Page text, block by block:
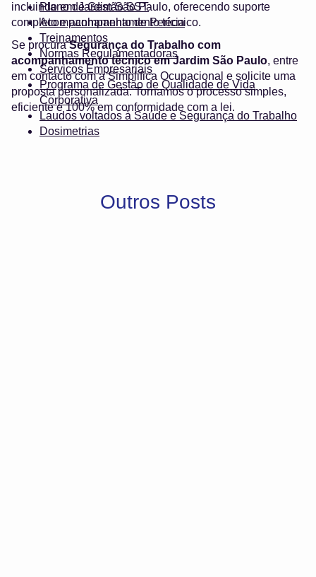
Plano de Gestão SST
Acompanhamento de Perícia
Treinamentos
Normas Regulamentadoras
Serviços Empresariais
Programa de Gestão de Qualidade de Vida
Corporativa
Laudos voltados à Saúde e Segurança do Trabalho
Dosimetrias
incluindo em Jardim São Paulo, oferecendo suporte
completo e acompanhamento técnico.
Se procuraSegurança do Trabalho com
acompanhamento técnico em Jardim São Paulo, entre
em contacto com a Simplifica Ocupacional e solicite uma
proposta personalizada. Tornamos o processo simples,
eficiente e 100% em conformidade com a lei.
Outros Posts